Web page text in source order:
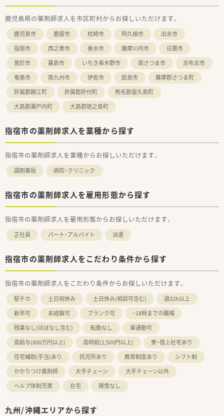
鹿児島県の薬剤師求人を市区町村からお探しいただけます。
鹿児島市 鹿屋市 枕崎市 阿久根市
出水市
指宿市
西之表市 垂水市 薩摩川内市
日置市
曽於市
霧島市 いちき串木野市 南さつま市
志布志市
奄美市
南九州市 伊佐市 姶良市
薩摩郡さつま町
肝属郡錦江町
肝属郡肝付町
熊毛郡屋久島町
大島郡瀬戸内町
大島郡徳之島町
指宿市の薬剤師求人を業種から探す
指宿市の薬剤師求人を業種からお探しいただけます。
調剤薬局 病院・クリニック
指宿市の薬剤師求人を雇用形態から探す
指宿市の薬剤師求人を雇用形態からお探しいただけます。
正社員 パート・アルバイト 派遣
指宿市の薬剤師求人をこだわり条件から探す
指宿市の薬剤師求人をこだわり条件からお探しいただけます。
駅チカ 土日祝休み 土日休み(相談可含む)
週32h以上
新卒可
未経験可 ブランク可
~18時までの職場
残業なし(ほぼなし含む)
転勤なし
車通勤可
高給与(600万円以上)
高時給(2,500円以上)
寮・借上社宅あり
住宅補助(手当)あり
託児所あり 教育制度あり
シフト制
かかりつけ薬剤師
大手チェーン
大手チェーン以外
ヘルプ体制充実
在宅 積雪なし
九州/沖縄エリアから探す